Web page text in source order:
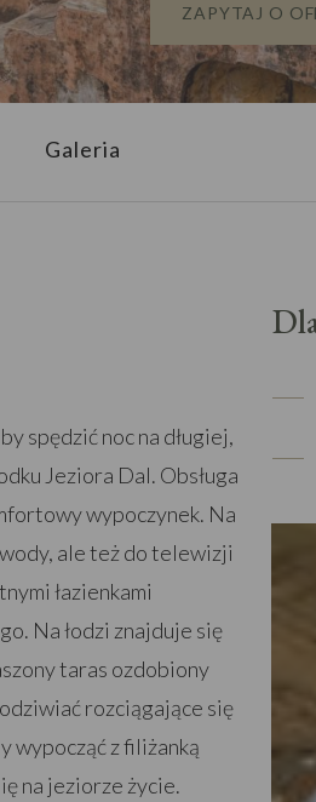
ZAPYTAJ O
Galeria
spędzić noc na długiej,
Jeziora Dal. Obsługa
wypoczynek. Na
ale też do telewizji
łazienkami
Na łodzi znajduje się
taras ozdobiony
rozciągające się
wypocząć z filiżanką
na jeziorze życie.